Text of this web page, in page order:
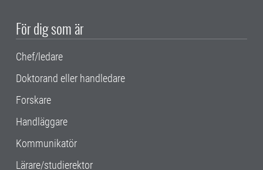
För dig som är
Chef/ledare
Doktorand eller handledare
Forskare
Handläggare
Kommunikatör
Lärare/studierektor